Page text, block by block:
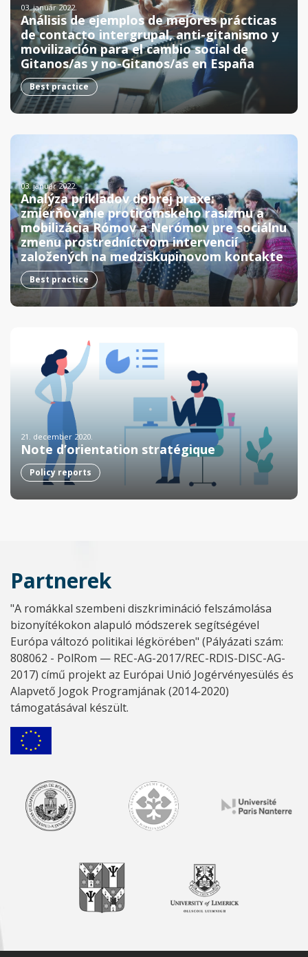
03. január 2022.
Análisis de ejemplos de mejores prácticas
de contacto intergrupal, anti-gitanismo y
movilización para el cambio social de
Gitanos/as y no-Gitanos/as en España
Best practice
03. január 2022.
Analýza príkladov dobrej praxe:
zmierňovanie protirómskeho rasizmu a
mobilizácia Rómov a Nerómov pre sociálnu
zmenu prostredníctvom intervencií
založených na medziskupinovom kontakte
Best practice
21. december 2020.
Note d’orientation stratégique
Policy reports
Partnerek
"A romákkal szembeni diszkrimináció felszámolása
bizonyítékokon alapuló módszerek segítségével
Európa változó politikai légkörében" (Pályázati szám:
808062 - PolRom — REC-AG-2017/REC-RDIS-DISC-AG-
2017) című projekt az Európai Unió Jogérvényesülés és
Alapvető Jogok Programjának (2014-2020)
támogatásával készült.